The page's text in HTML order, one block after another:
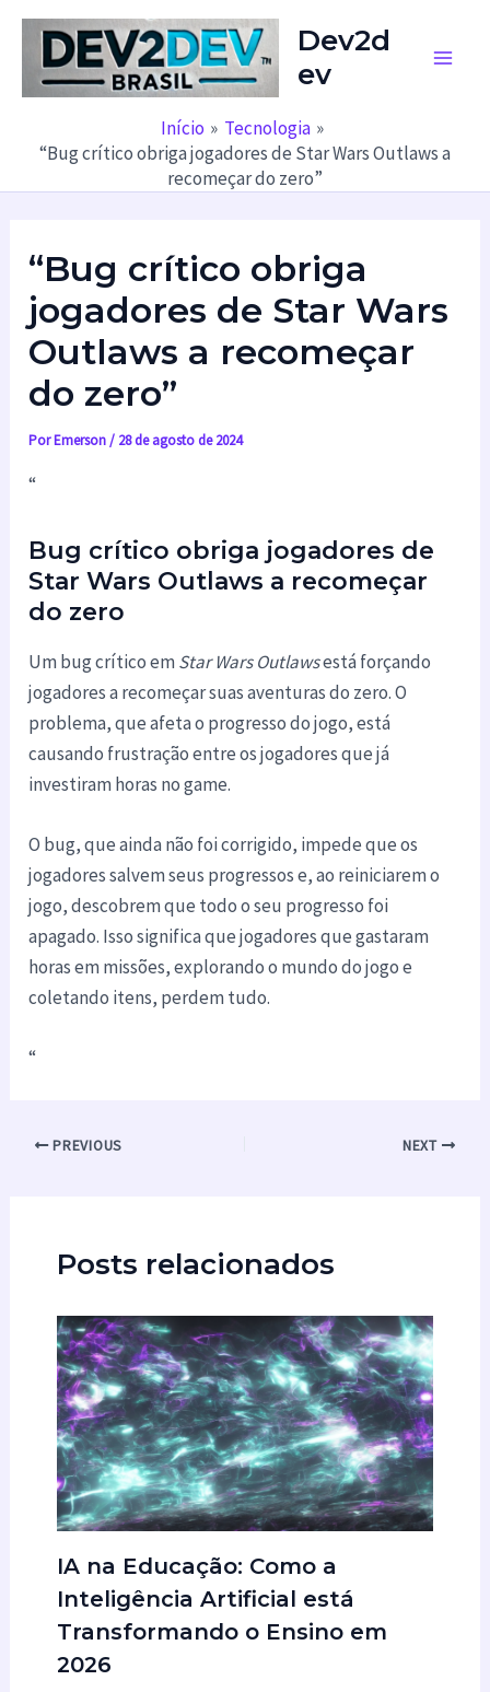
Dev2d
ev
Início
Tecnologia
“Bug crítico obriga jogadores de Star Wars Outlaws a
recomeçar do zero”
“Bug crítico obriga
jogadores de Star Wars
Outlaws a recomeçar
do zero”
PorEmerson/ 28 de agosto de 2024
“
Bug crítico obriga jogadores de
Star Wars Outlaws a recomeçar
do zero
Um bug crítico emStar Wars Outlawsestá forçando
jogadores a recomeçar suas aventuras do zero. O
problema, que afeta o progresso do jogo, está
causando frustração entre os jogadores que já
investiram horas no game.
O bug, que ainda não foi corrigido, impede que os
jogadores salvem seus progressos e, ao reiniciarem o
jogo, descobrem que todo o seu progresso foi
apagado. Isso significa que jogadores que gastaram
horas em missões, explorando o mundo do jogo e
coletando itens, perdem tudo.
“
PREVIOUS NEXT
Posts relacionados
IA na Educação: Como a
Inteligência Artificial está
Transformando o Ensino em
2026